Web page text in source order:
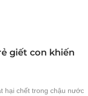
giết con khiến
hại chết trong chậu nước